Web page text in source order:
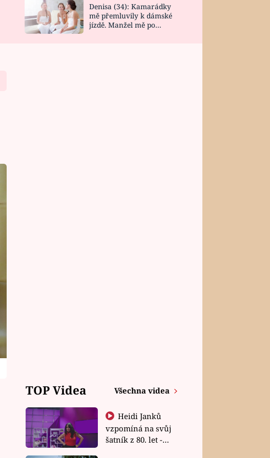
DESIGN
Denisa (34): Kamarádky
mě přemluvily k dámské
jízdě. Manžel mě po
TOP Videa Všechna videa
Heidi Janků
vzpomíná na svůj
šatník z 80. let -